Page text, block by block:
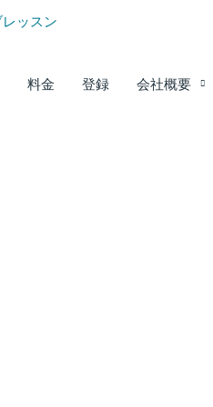
料金 登録 会社概要